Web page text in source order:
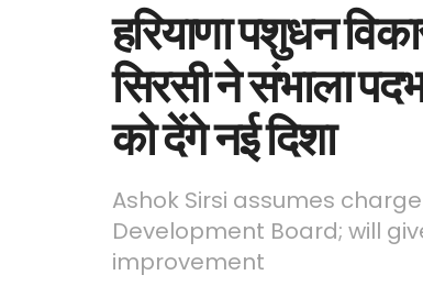
हरियाणा पशुधन
सिरसी ने संभाला
को देंगे नई दिशा
Ashok Sirsi assumes
Development Board; will
improvement